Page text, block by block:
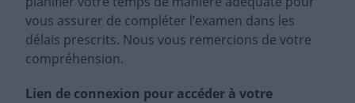
vous assurer de compléter l’examen dans les
délais prescrits. Nous vous remercions de votre
compréhension.
Lien de connexion pour accéder à votre